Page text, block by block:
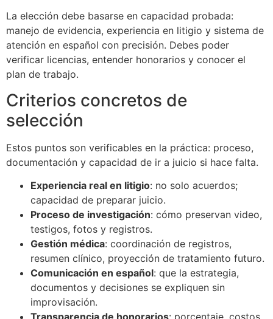
La elección debe basarse en capacidad probada:
manejo de evidencia, experiencia en litigio y sistema de
atención en español con precisión. Debes poder
verificar licencias, entender honorarios y conocer el
plan de trabajo.
Criterios concretos de
selección
Estos puntos son verificables en la práctica: proceso,
documentación y capacidad de ir a juicio si hace falta.
Experiencia real en litigio: no solo acuerdos;
capacidad de preparar juicio.
Proceso de investigación: cómo preservan video,
testigos, fotos y registros.
Gestión médica: coordinación de registros,
resumen clínico, proyección de tratamiento futuro.
Comunicación en español: que la estrategia,
documentos y decisiones se expliquen sin
improvisación.